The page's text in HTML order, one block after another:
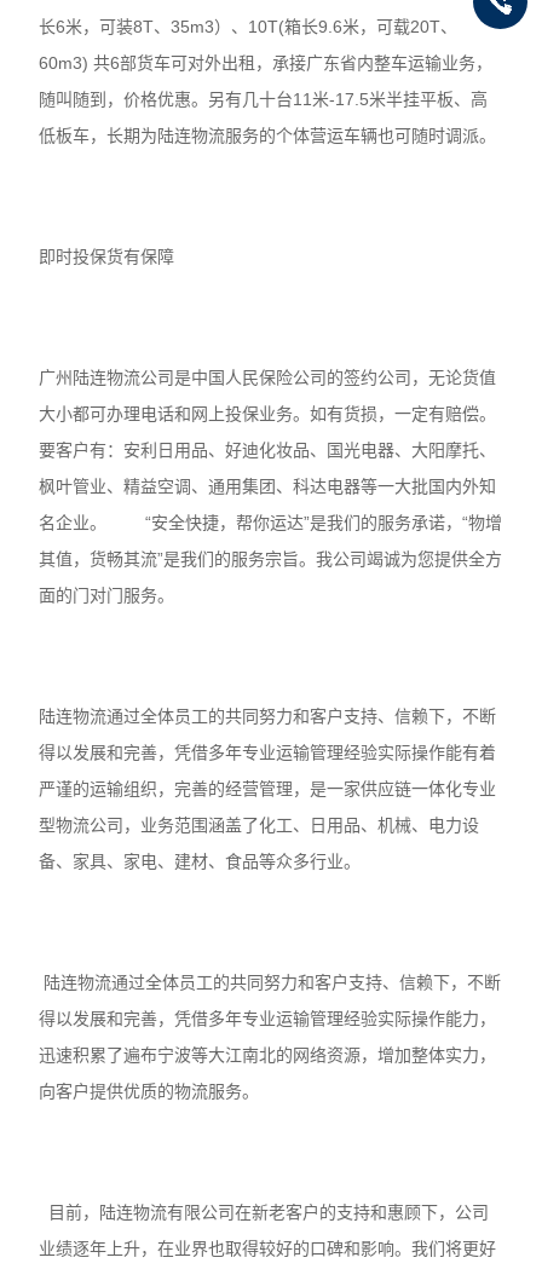
长6米，可装8T、35m3）、10T(箱长9.6米，可载20T、
60m3) 共6部货车可对外出租，承接广东省内整车运输业务，
随叫随到，价格优惠。另有几十台11米-17.5米半挂平板、高
低板车，长期为陆连物流服务的个体营运车辆也可随时调派。
即时投保货有保障
广州陆连物流公司是中国人民保险公司的签约公司，无论货值
大小都可办理电话和网上投保业务。如有货损，一定有赔偿。
要客户有：安利日用品、好迪化妆品、国光电器、大阳摩托、
枫叶管业、精益空调、通用集团、科达电器等一大批国内外知
名企业。 “安全快捷，帮你运达”是我们的服务承诺，“物增
其值，货畅其流”是我们的服务宗旨。我公司竭诚为您提供全方
面的门对门服务。
陆连物流通过全体员工的共同努力和客户支持、信赖下，不断
得以发展和完善，凭借多年专业运输管理经验实际操作能有着
严谨的运输组织，完善的经营管理，是一家供应链一体化专业
型物流公司，业务范围涵盖了化工、日用品、机械、电力设
备、家具、家电、建材、食品等众多行业。
陆连物流通过全体员工的共同努力和客户支持、信赖下，不断
得以发展和完善，凭借多年专业运输管理经验实际操作能力，
迅速积累了遍布宁波等大江南北的网络资源，增加整体实力，
向客户提供优质的物流服务。
目前，陆连物流有限公司在新老客户的支持和惠顾下，公司
业绩逐年上升，在业界也取得较好的口碑和影响。我们将更好